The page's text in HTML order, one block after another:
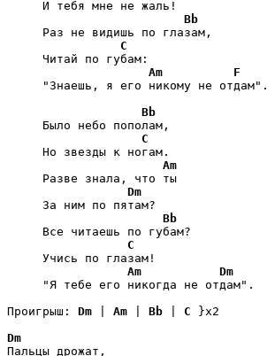
     И тебя мне не жаль!
Bb
     Раз не видишь по глазам,
C
     Читай по губам:
Am
F
     "Знаешь, я его никому не отдам".
Bb
     Было небо пополам,
C
     Но звезды к ногам.
Am
     Разве знала, что ты
Dm
     За ним по пятам?
Bb
     Все читаешь по губам?
C
     Учись по глазам!
Am
Dm
     "Я тебе его никогда не отдам".
Проигрыш: Dm Am Bb C }x2
Dm